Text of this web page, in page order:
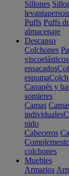
Sillones
Puffs Puffs
almacenaje
Descanso
Colchones
viscoelásticos
ensacados
espuma
Canapés y
somieres
Camas
individuales
nido
Cabeceros
colchones
Muebles
Armarios